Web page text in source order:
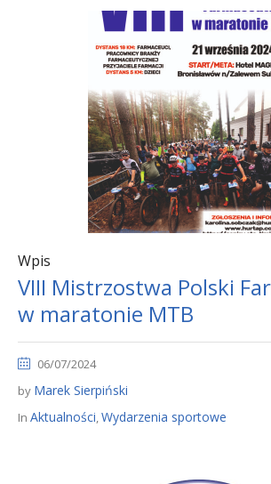
Wpis
VIII Mistrzostwa Polski
w maratonie MTB
06/07/2024
by Marek Sierpiński
In Aktualności,Wydarzenia sportowe